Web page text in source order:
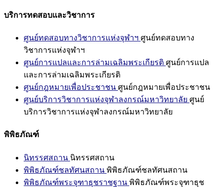
บริการทดสอบและวิชาการ
ศูนย์ทดสอบทางวิชาการแห่งจุฬาฯ ศูนย์ทดสอบทาง
วิชาการแห่งจุฬาฯ
ศูนย์การแปลและการล่ามเฉลิมพระเกียรติ ศูนย์การแปล
และการล่ามเฉลิมพระเกียรติ
ศูนย์กฎหมายเพื่อประชาชน ศูนย์กฎหมายเพื่อประชาชน
ศูนย์บริการวิชาการแห่งจุฬาลงกรณ์มหาวิทยาลัย ศูนย์
บริการวิชาการแห่งจุฬาลงกรณ์มหาวิทยาลัย
พิพิธภัณฑ์
นิทรรศสถาน นิทรรศสถาน
พิพิธภัณฑ์ชลทัศนสถาน พิพิธภัณฑ์ชลทัศนสถาน
พิพิธภัณฑ์พระจุฑาธุชราชฐาน พิพิธภัณฑ์พระจุฑาธุช